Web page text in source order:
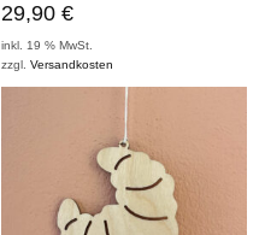
29,90 €
inkl. 19 % MwSt.
zzgl.Versandkosten